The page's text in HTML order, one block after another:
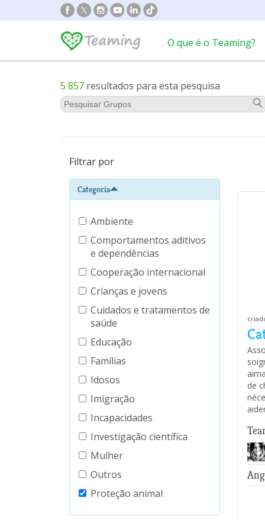
O que é o Teaming?
5 857 resultados para esta pesquisa
Filtrar por
Categoria
Ambiente
Comportamentos aditivos
e dependências
Cooperação internacional
Crianças e jovens
Cuidados e tratamentos de
saúde
Educação
Famílias
Idosos
Imigração
Incapacidades
Investigação científica
Mulher
Outros
Proteção animal
de